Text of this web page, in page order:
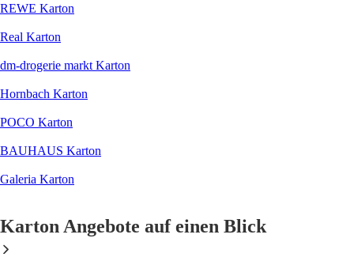
REWE Karton
Real Karton
dm-drogerie markt Karton
Hornbach Karton
POCO Karton
BAUHAUS Karton
Galeria Karton
Karton Angebote auf einen Blick